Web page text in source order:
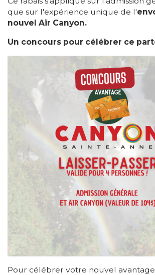
que sur l'expérience unique de l'
nouvel Air Canyon.
Un concours pour célébrer ce
Pour célébrer votre nouvel